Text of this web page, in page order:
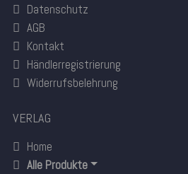
Datenschutz
AGB
Kontakt
Händlerregistrierung
Widerrufsbelehrung
VERLAG
Home
Alle Produkte